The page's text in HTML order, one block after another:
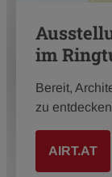
im
Bereit,
zu
AIRT.AT